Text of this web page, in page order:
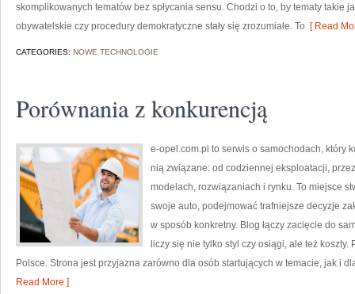
skomplikowanych tematów bez spłycania sensu. Chodzi o to, by tematy takie
obywatelskie czy procedury demokratyczne stały się zrozumiałe. To [ Read
CATEGORIES: NOWE TECHNOLOGIE
Porównania z konkurencją
e-opel.com.pl to serwis o samochodach, który
nią związane: od codziennej eksploatacji,
modelach, rozwiązaniach i rynku. To miejsce
swoje auto, podejmować trafniejsze decyzje
w sposób konkretny. Blog łączy zacięcie do
liczy się nie tylko styl czy osiągi, ale też
Polsce. Strona jest przyjazna zarówno dla osób startujących w temacie, jak i
Read More ]